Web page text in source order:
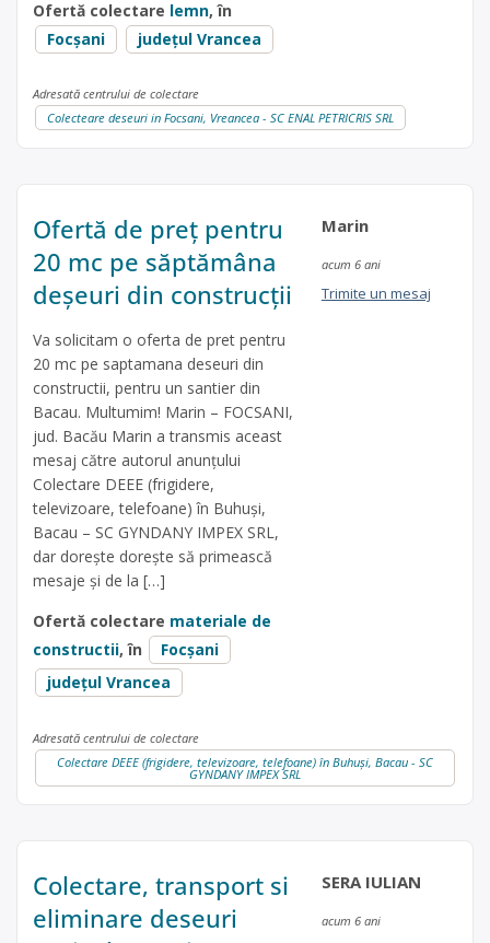
Ofertă colectare lemn, în
Focșani
județul Vrancea
Adresată centrului de colectare
Colecteare deseuri in Focsani, Vreancea - SC ENAL PETRICRIS SRL
Ofertă de preț pentru
20 mc pe săptămâna
deșeuri din construcții
Va solicitam o oferta de pret pentru
20 mc pe saptamana deseuri din
constructii, pentru un santier din
Bacau. Multumim! Marin – FOCSANI,
jud. Bacău Marin a transmis aceast
mesaj către autorul anunțului
Colectare DEEE (frigidere,
televizoare, telefoane) în Buhuși,
Bacau – SC GYNDANY IMPEX SRL,
dar dorește dorește să primească
mesaje și de la […]
Ofertă colectare materiale de
constructii, în
Focșani
județul Vrancea
Marin
acum 6 ani
Trimite un mesaj
Adresată centrului de colectare
Colectare DEEE (frigidere, televizoare, telefoane) în Buhuși, Bacau - SC
GYNDANY IMPEX SRL
Colectare, transport si
eliminare deseuri
SERA IULIAN
acum 6 ani